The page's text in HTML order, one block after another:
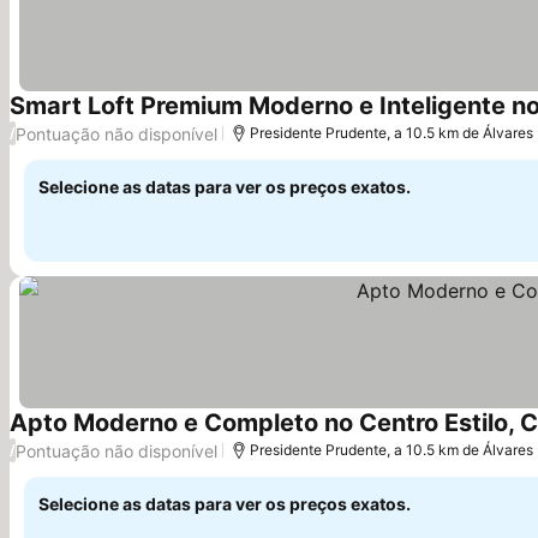
Smart Loft Premium Moderno e Inteligente
/Pontuação não disponível Presidente Prudente, a 10.5 km de
Selecione as datas para ver os preços exatos.
Apto Moderno e Completo no Centro Estilo,
/Pontuação não disponível Presidente Prudente, a 10.5 km de
Selecione as datas para ver os preços exatos.